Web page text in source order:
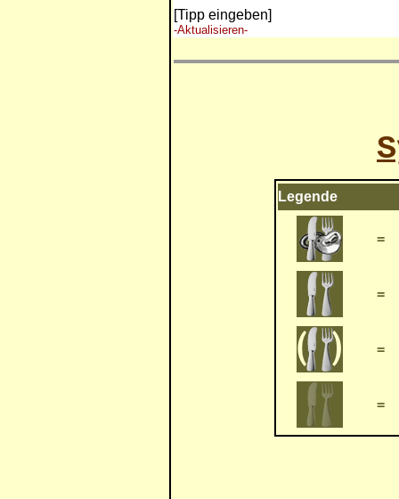
[Tipp eingeben]
-Aktualisieren-
Legende
=
=
=
=